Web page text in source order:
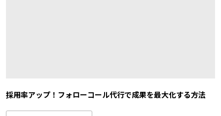
採用率アップ！フォローコール代行で成果を最大化する方法